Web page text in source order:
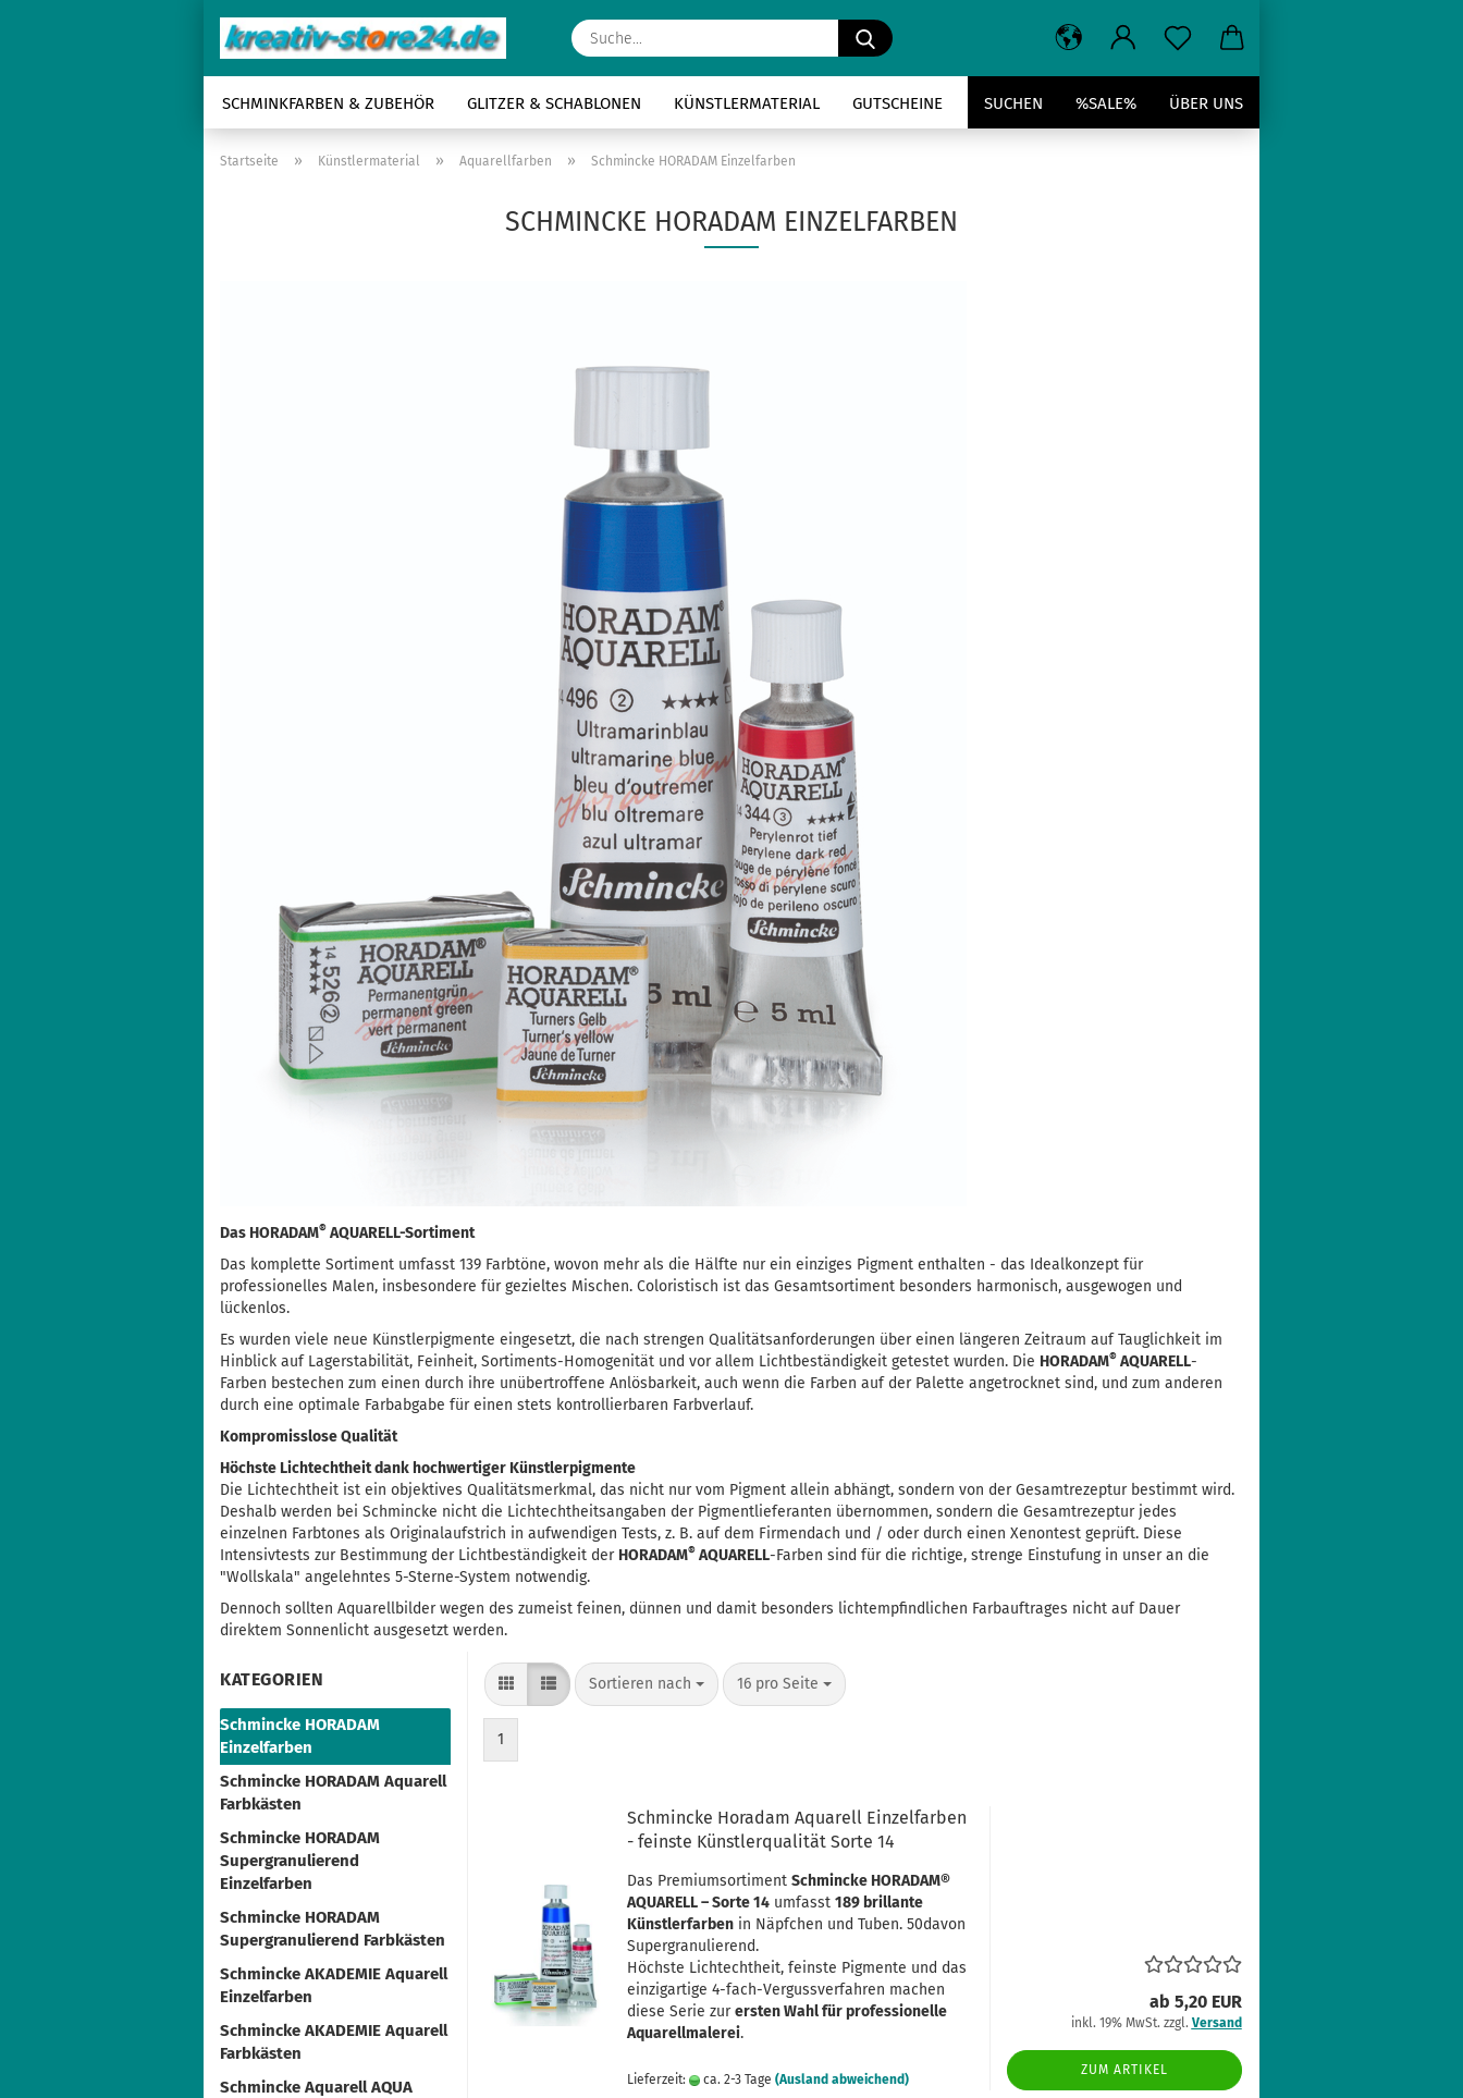
Suche...
SCHMINKFARBEN & ZUBEHÖR GLITZER & SCHABLONEN KÜNSTLERMATERIAL GUTSCHEINE SUCHEN %SALE% ÜBER UNS
Startseite » Künstlermaterial » Aquarellfarben » Schmincke HORADAM Einzelfarben
SCHMINCKE HORADAM EINZELFARBEN
Das HORADAM® AQUARELL-Sortiment
Das komplette Sortiment umfasst 139 Farbtöne, wovon mehr als die Hälfte nur ein einziges Pigment enthalten - das Idealkonzept für
professionelles Malen, insbesondere für gezieltes Mischen. Coloristisch ist das Gesamtsortiment besonders harmonisch, ausgewogen und
lückenlos.
Es wurden viele neue Künstlerpigmente eingesetzt, die nach strengen Qualitätsanforderungen über einen längeren Zeitraum auf Tauglichkeit im
Hinblick auf Lagerstabilität, Feinheit, Sortiments-Homogenität und vor allem Lichtbeständigkeit getestet wurden. Die HORADAM® AQUARELL-
Farben bestechen zum einen durch ihre unübertroffene Anlösbarkeit, auch wenn die Farben auf der Palette angetrocknet sind, und zum anderen
durch eine optimale Farbabgabe für einen stets kontrollierbaren Farbverlauf.
Kompromisslose Qualität
Höchste Lichtechtheit dank hochwertiger Künstlerpigmente
Die Lichtechtheit ist ein objektives Qualitätsmerkmal, das nicht nur vom Pigment allein abhängt, sondern von der Gesamtrezeptur bestimmt wird.
Deshalb werden bei Schmincke nicht die Lichtechtheitsangaben der Pigmentlieferanten übernommen, sondern die Gesamtrezeptur jedes
einzelnen Farbtones als Originalaufstrich in aufwendigen Tests, z. B. auf dem Firmendach und / oder durch einen Xenontest geprüft. Diese
Intensivtests zur Bestimmung der Lichtbeständigkeit der HORADAM® AQUARELL-Farben sind für die richtige, strenge Einstufung in unser an die
"Wollskala" angelehntes 5-Sterne-System notwendig.
Dennoch sollten Aquarellbilder wegen des zumeist feinen, dünnen und damit besonders lichtempfindlichen Farbauftrages nicht auf Dauer
direktem Sonnenlicht ausgesetzt werden.
KATEGORIEN
Schmincke HORADAM
Einzelfarben
Schmincke HORADAM Aquarell
Farbkästen
Schmincke HORADAM
Supergranulierend
Einzelfarben
Schmincke HORADAM
Supergranulierend Farbkästen
Schmincke AKADEMIE Aquarell
Einzelfarben
Schmincke AKADEMIE Aquarell
Farbkästen
Schmincke Aquarell AQUA
Sortieren nach
Sortieren nach 16 pro Seite
pro Seite
1
Schmincke Horadam Aquarell Einzelfarben
- feinste Künstlerqualität Sorte 14
Das Premiumsortiment Schmincke HORADAM®
AQUARELL – Sorte 14umfasst 189 brillante
Künstlerfarbenin Näpfchen und Tuben. 50davon
Supergranulierend.
Höchste Lichtechtheit, feinste Pigmente und das
einzigartige 4-fach-Vergussverfahren machen
diese Serie zurersten Wahl für professionelle
Aquarellmalerei.
Lieferzeit: ca. 2-3 Tage (Ausland abweichend)
ab 5,20 EUR
inkl. 19% MwSt. zzgl. Versand
ZUM ARTIKEL